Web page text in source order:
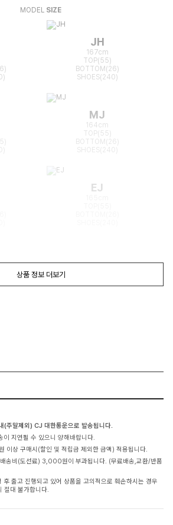
MODEL SIZE
JH
167cm
TOP(55)
BOTTOM(26)
SHOES(240)
MJ
164cm
TOP(55)
BOTTOM(26)
EJ
상품 정보 더보기
주말제외) CJ 대한통운으로 발송됩니다.
지연될 수 있으니 양해바랍니다.
이상 구매시(할인 및 적립금 제외한 금액) 적용됩니다.
송비(도선료) 3,000원이 부과됩니다. (무료배송,교환/반품
출고 진행되고 있어 상품을 고의적으로 훼손하시는 경우
절대 불가합니다.